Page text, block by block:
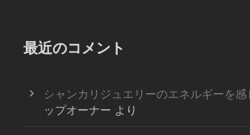
最近のコメント
シャンカリジュエリーのエネルギーを感
ップオーナー より